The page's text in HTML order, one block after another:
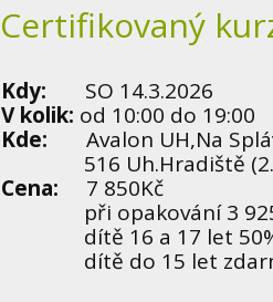
Certifikovaný kurz
Kdy:
SO 14.3.2026
V kolik: od 10:00 do 19:00
Kde:
Avalon UH,Na
516 Uh.Hradiště
Cena: 7 850Kč
při opakování 3
dítě 16 a 17 let
dítě do 15 let